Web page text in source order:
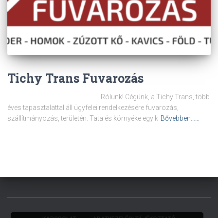
Tichy Trans Fuvarozás
Rólunk! Cégünk, a Tichy Trans, több
éves tapasztalattal áll ügyfelei rendelkezésére fuvarozás,
szállítmányozás, területén. Tata és környéke egyik Bővebben……